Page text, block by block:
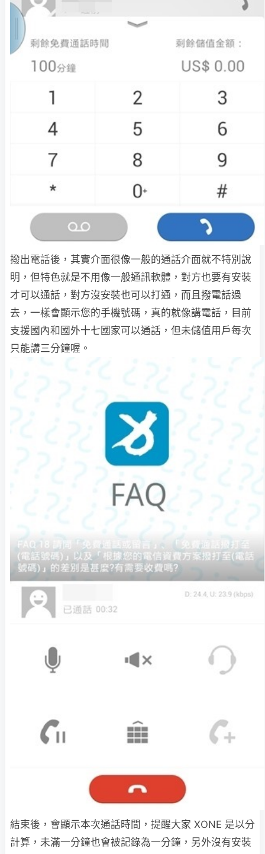
撥出電話後，其實介面很像一般的通話介面就不特別說
明，但特色就是不用像一般通訊軟體，對方也要有安裝
才可以通話，對方沒安裝也可以打通，而且撥電話過
去，一樣會顯示您的手機號碼，真的就像講電話，目前
支援國內和國外十七國家可以通話，但未儲值用戶每次
只能講三分鐘喔。
結束後，會顯示本次通話時間，提醒大家 XONE 是以分
計算，未滿一分鐘也會被記錄為一分鐘，另外沒有安裝